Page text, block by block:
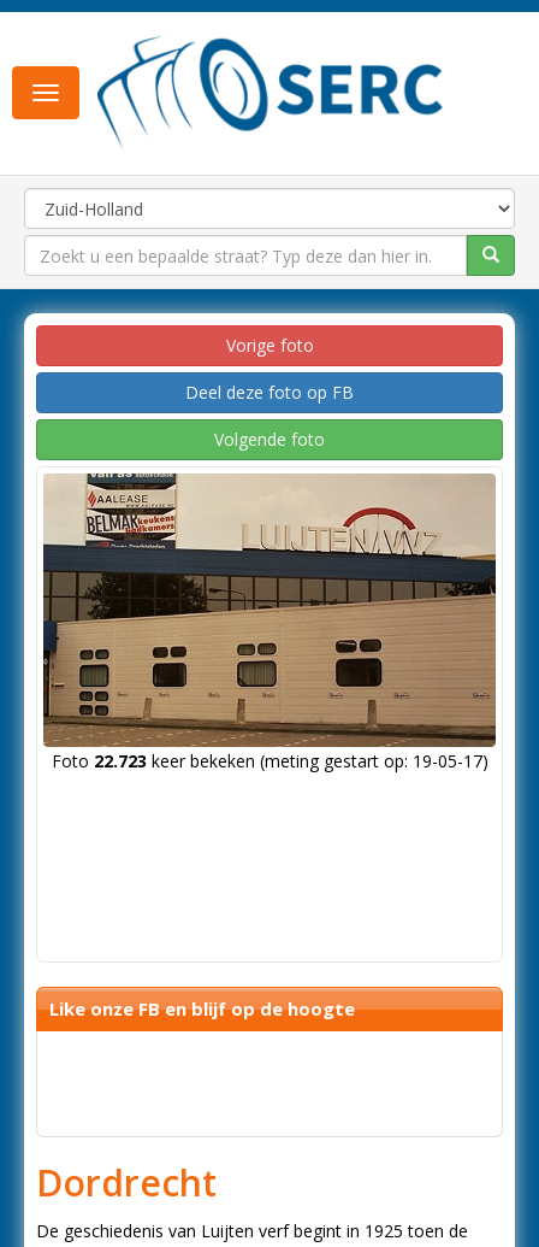
Toggle
navigation
Vorige foto
Deel deze foto op FB
Volgende foto
Foto 22.723 keer bekeken (meting gestart op: 19-05-17)
Like onze FB en blijf op de hoogte
Dordrecht
De geschiedenis van Luijten verf begint in 1925 toen de